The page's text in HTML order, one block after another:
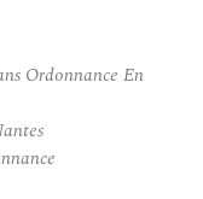
Ordonnance En